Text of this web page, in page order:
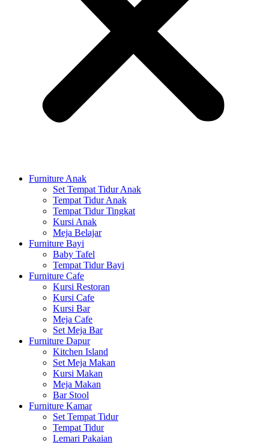
Furniture Anak
Set Tempat Tidur Anak
Tempat Tidur Anak
Tempat Tidur Tingkat
Kursi Anak
Meja Belajar
Furniture Bayi
Baby Tafel
Tempat Tidur Bayi
Furniture Cafe
Kursi Restoran
Kursi Cafe
Kursi Bar
Meja Cafe
Set Meja Bar
Furniture Dapur
Kitchen Island
Set Meja Makan
Kursi Makan
Meja Makan
Bar Stool
Furniture Kamar
Set Tempat Tidur
Tempat Tidur
Lemari Pakaian